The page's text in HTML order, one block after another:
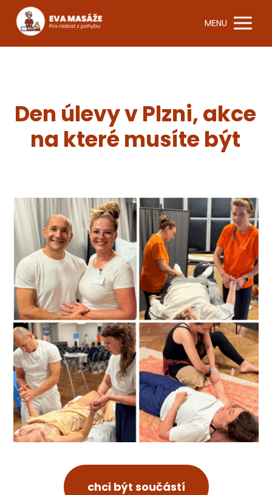
MENU
Den úlevy v Plzni, akce
na které musíte být
chci být součástí